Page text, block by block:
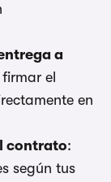
a
el
en
contrato:
según tus